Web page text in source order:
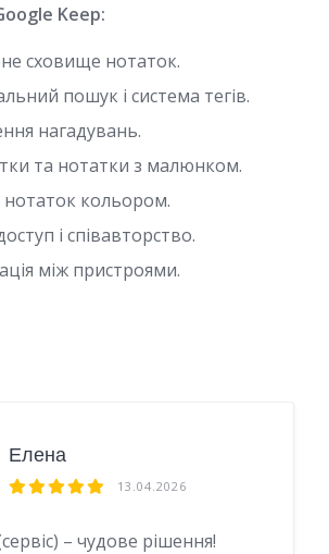
Keep:
сховище нотаток.
пошук і система тегів.
нагадувань.
та нотатки з малюнком.
нотаток кольором.
і співавторство.
між пристроями.
Елена
13.04.2026
– чудове рішення!